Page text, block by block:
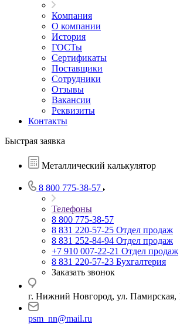
Компания
О компании
История
ГОСТы
Сертификаты
Поставщики
Сотрудники
Отзывы
Вакансии
Реквизиты
Контакты
Быстрая заявка
Металлический калькулятор
8 800 775-38-57
Телефоны
8 800 775-38-57
8 831 220-57-25 Отдел продаж
8 831 252-84-94 Отдел продаж
+7 910 007-22-21 Отдел продаж
8 831 220-57-23 Бухгалтерия
Заказать звонок
г. Нижний Новгород, ул. Памирская,
psm_nn@mail.ru